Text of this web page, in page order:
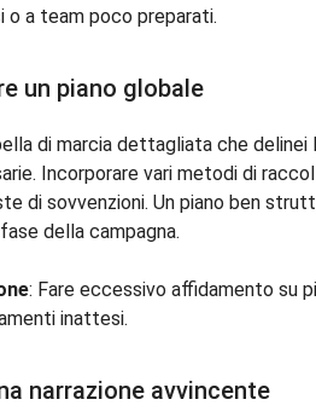
o a team poco preparati.
un piano globale
di marcia dettagliata che
Incorporare vari metodi di
di sovvenzioni. Un piano ben
della campagna.
: Fare eccessivo affidamento su
inattesi.
narrazione avvincente